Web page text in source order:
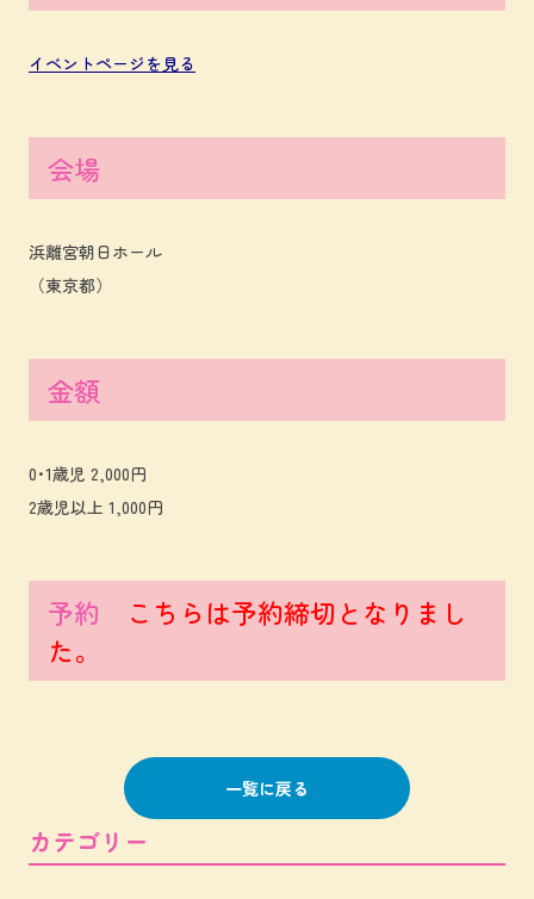
イベントページを見る
会場
浜離宮朝日ホール
（東京都）
金額
0･1歳児 2,000円
2歳児以上 1,000円
予約
こちらは予約締切となりまし
た。
一覧に戻る
カテゴリー